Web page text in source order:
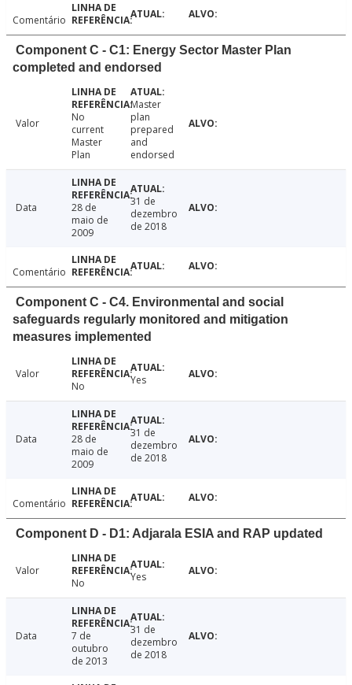
Comentário
Component C - C1: Energy Sector Master Plan
completed and endorsed
Valor
No
current
Master
Plan
Master
plan
prepared
and
endorsed
Data
28 de
maio de
2009
31 de
dezembro
de 2018
Comentário
Component C - C4. Environmental and social
safeguards regularly monitored and mitigation
measures implemented
Valor
No
Yes
Data
28 de
maio de
2009
31 de
dezembro
de 2018
Comentário
Component D - D1: Adjarala ESIA and RAP updated
Valor
No
Yes
Data
7 de
outubro
de 2013
31 de
dezembro
de 2018